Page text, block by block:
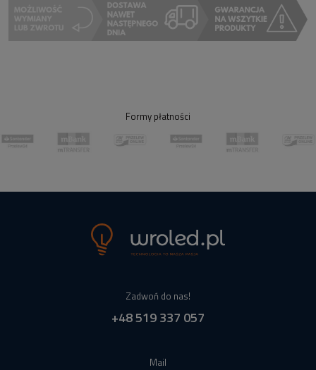
Formy płatności
Zadwoń do nas!
+48 519 337 057
Mail